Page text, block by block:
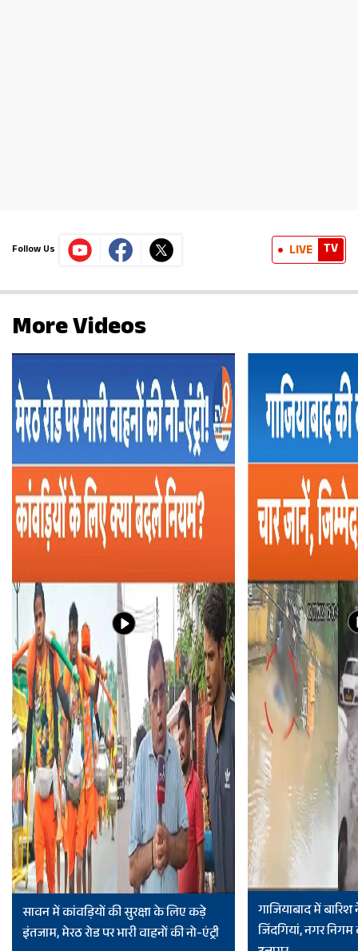
Follow Us LIVE TV
More Videos
सावन में कांवड़ियों की सुरक्षा के लिए कड़े
इंतजाम, मेरठ रोड पर भारी वाहनों की नो-एंट्री
गाजियाबाद में
जिंदगियां, नगर